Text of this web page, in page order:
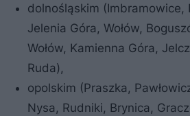
dolnośląskim (Imbramowice,
Jelenia Góra, Wołów,
Wołów, Kamienna Góra,
Ruda),
opolskim (Praszka,
Nysa, Rudniki, Brynica,